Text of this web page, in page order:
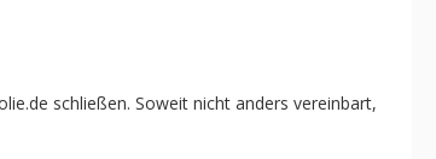
schließen. Soweit nicht anders vereinbart,